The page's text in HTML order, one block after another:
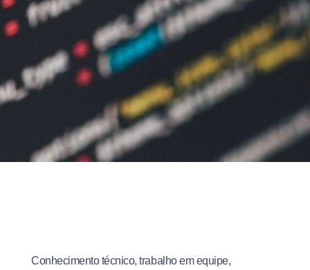
Conhecimento técnico, trabalho em equipe,